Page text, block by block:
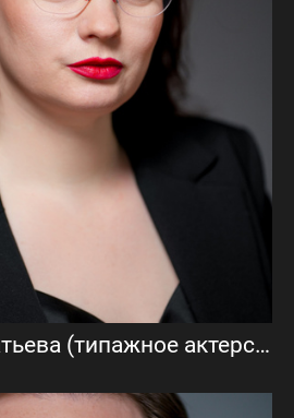
Евгения Кондратьева (типажное актерское портфолио)